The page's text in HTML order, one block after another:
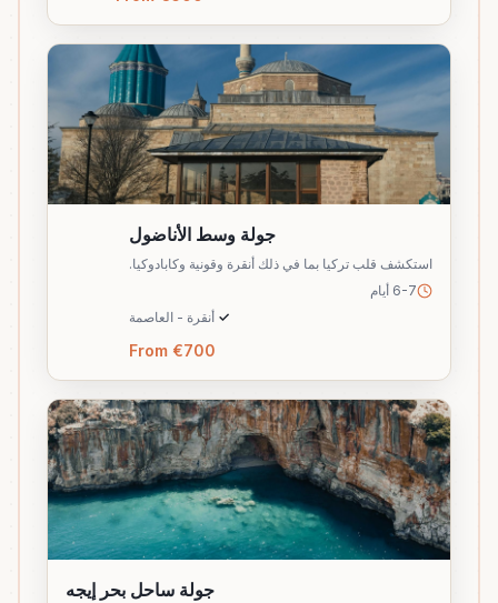
جولة وسط الأناضول
استكشف قلب تركيا بما في ذلك أنقرة وقونية وكابادوكيا.
6-7 أيام
✓ أنقرة - العاصمة
From €700
جولة ساحل بحر إيجه